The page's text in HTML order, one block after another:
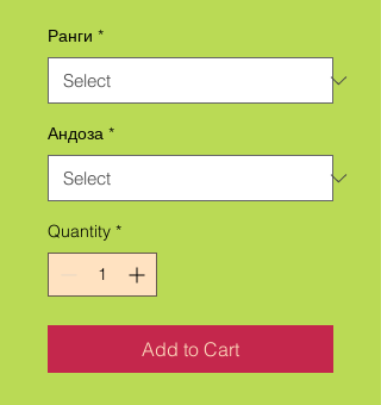
Ранги *
Андоза *
Quantity *
Add to Cart